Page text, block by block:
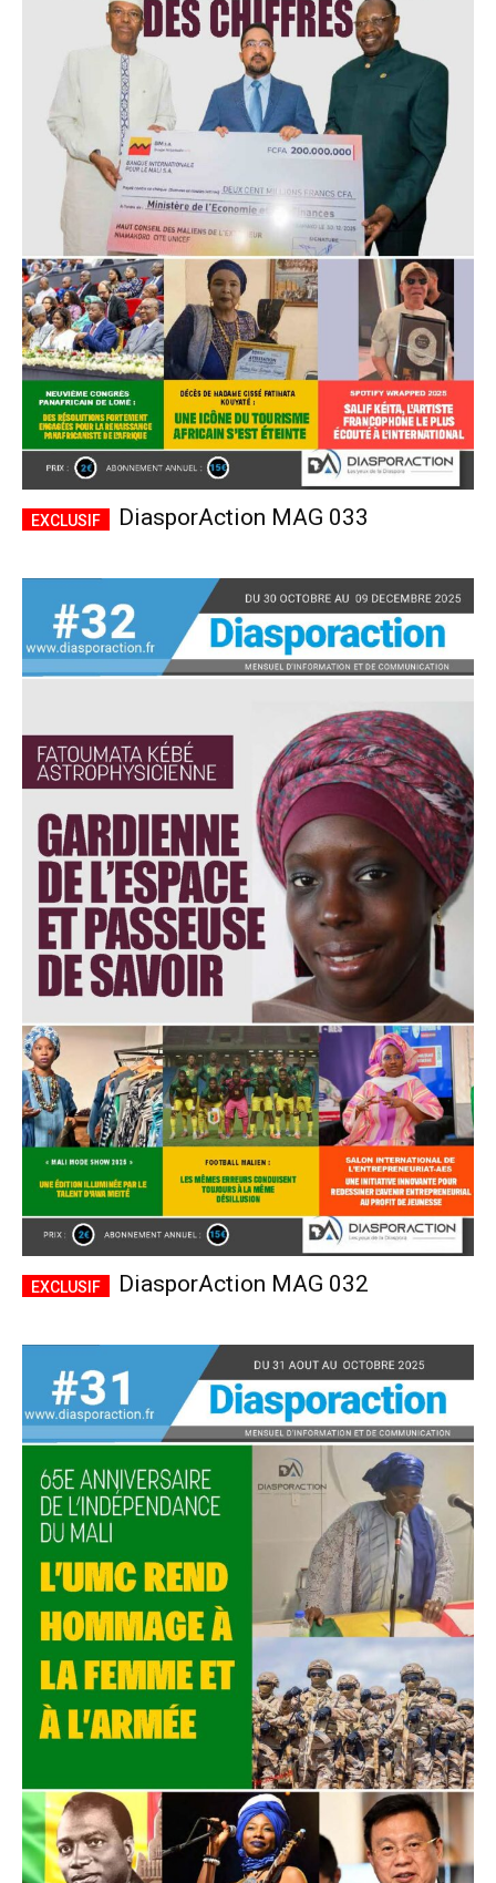
DiasporAction MAG 033
DiasporAction MAG 032